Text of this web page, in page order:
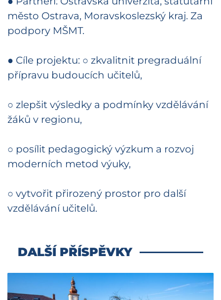
město Ostrava, Moravskoslezský kraj. Za
podpory MŠMT.
● Cíle projektu: ○ zkvalitnit pregraduální
přípravu budoucích učitelů,
○ zlepšit výsledky a podmínky vzdělávání
žáků v regionu,
○ posílit pedagogický výzkum a rozvoj
moderních metod výuky,
○ vytvořit přirozený prostor pro další
vzdělávání učitelů.
DALŠÍ PŘÍSPĚVKY